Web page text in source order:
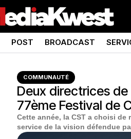
POST BROADCAST
COMMUNAUTÉ
Deux directrices
77ème Festival de
Cette année, la CST a choisi
service de la vision défendue